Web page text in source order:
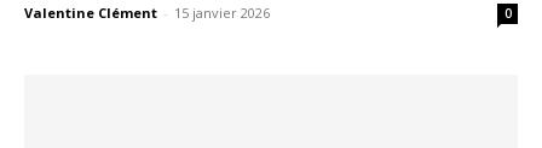
Valentine Clément - 15 janvier 2026 0